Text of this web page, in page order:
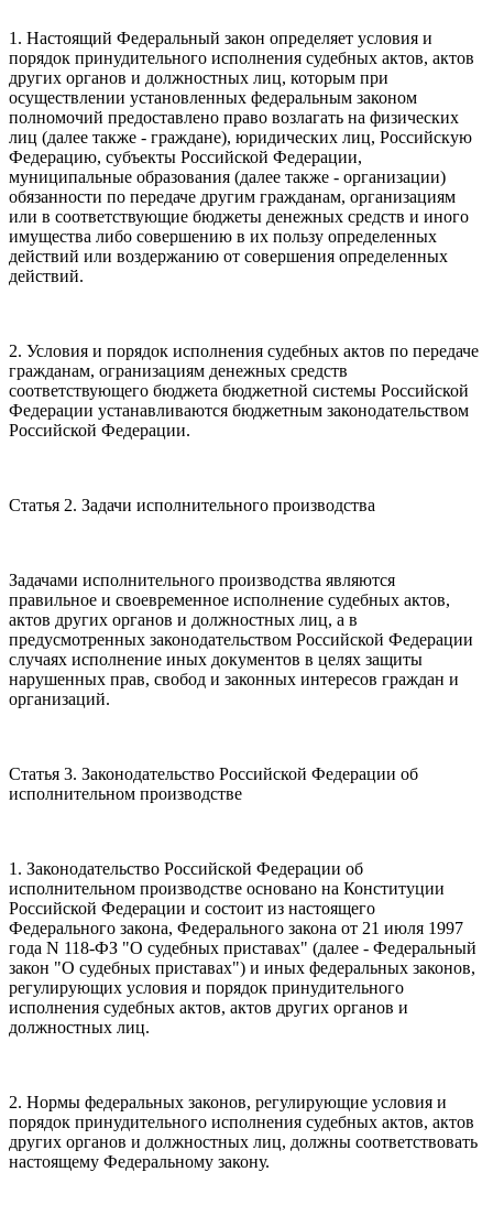
1. Настоящий Федеральный закон определяет условия и
порядок принудительного исполнения судебных актов, актов
других органов и должностных лиц, которым при
осуществлении установленных федеральным законом
полномочий предоставлено право возлагать на физических
лиц (далее также - граждане), юридических лиц, Российскую
Федерацию, субъекты Российской Федерации,
муниципальные образования (далее также - организации)
обязанности по передаче другим гражданам, организациям
или в соответствующие бюджеты денежных средств и иного
имущества либо совершению в их пользу определенных
действий или воздержанию от совершения определенных
действий.
2. Условия и порядок исполнения судебных актов по передаче
гражданам, огранизациям денежных средств
соответствующего бюджета бюджетной системы Российской
Федерации устанавливаются бюджетным законодательством
Российской Федерации.
Статья 2. Задачи исполнительного производства
Задачами исполнительного производства являются
правильное и своевременное исполнение судебных актов,
актов других органов и должностных лиц, а в
предусмотренных законодательством Российской Федерации
случаях исполнение иных документов в целях защиты
нарушенных прав, свобод и законных интересов граждан и
организаций.
Статья 3. Законодательство Российской Федерации об
исполнительном производстве
1. Законодательство Российской Федерации об
исполнительном производстве основано на Конституции
Российской Федерации и состоит из настоящего
Федерального закона, Федерального закона от 21 июля 1997
года N 118-ФЗ "О судебных приставах" (далее - Федеральный
закон "О судебных приставах") и иных федеральных законов,
регулирующих условия и порядок принудительного
исполнения судебных актов, актов других органов и
должностных лиц.
2. Нормы федеральных законов, регулирующие условия и
порядок принудительного исполнения судебных актов, актов
других органов и должностных лиц, должны соответствовать
настоящему Федеральному закону.